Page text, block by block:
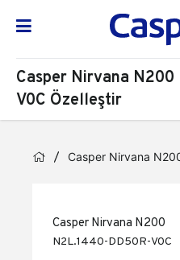
Casper Nirvana
V0C Özelleştir
Casper Nirvana
Casper Nirvana N200
N2L.1440-DD50R-V0C